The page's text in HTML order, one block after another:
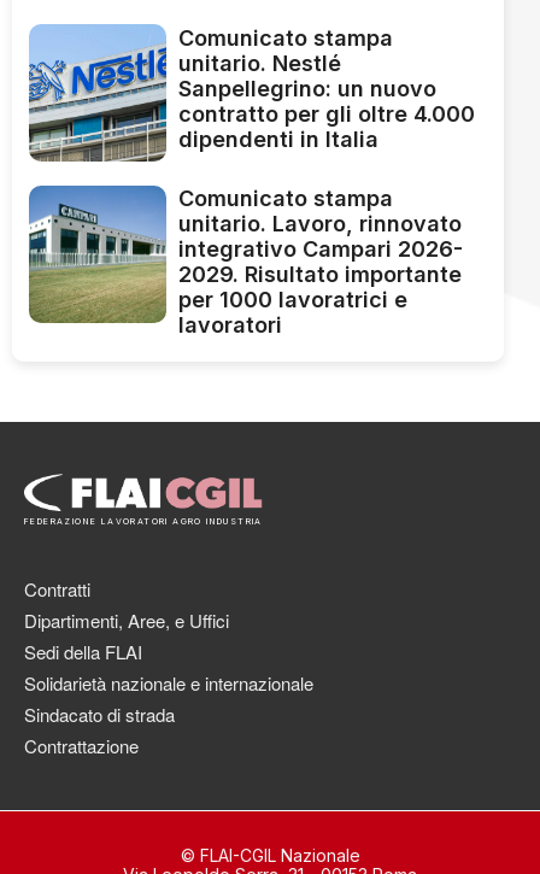
Comunicato stampa
unitario. Nestlé
Sanpellegrino: un nuovo
contratto per gli oltre 4.000
dipendenti in Italia
Comunicato stampa
unitario. Lavoro, rinnovato
integrativo Campari 2026-
2029. Risultato importante
per 1000 lavoratrici e
lavoratori
FEDERAZIONE LAVORATORI AGRO INDUSTRIA
Contratti
Dipartimenti, Aree, e Uffici
Sedi della FLAI
Solidarietà nazionale e internazionale
Sindacato di strada
Contrattazione
© FLAI-CGIL Nazionale